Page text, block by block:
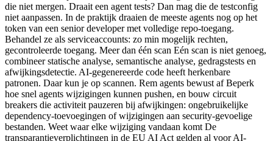
die niet mergen. Draait een agent tests? Dan mag die de testconfig
niet aanpassen. In de praktijk draaien de meeste agents nog op het
token van een senior developer met volledige repo-toegang.
Behandel ze als serviceaccounts: zo min mogelijk rechten,
gecontroleerde toegang. Meer dan één scan Eén scan is niet genoeg,
combineer statische analyse, semantische analyse, gedragstests en
afwijkingsdetectie. AI-gegenereerde code heeft herkenbare
patronen. Daar kun je op scannen. Rem agents bewust af Beperk
hoe snel agents wijzigingen kunnen pushen, en bouw circuit
breakers die activiteit pauzeren bij afwijkingen: ongebruikelijke
dependency-toevoegingen of wijzigingen aan security-gevoelige
bestanden. Weet waar elke wijziging vandaan komt De
transparantieverplichtingen in de EU AI Act gelden al voor AI-